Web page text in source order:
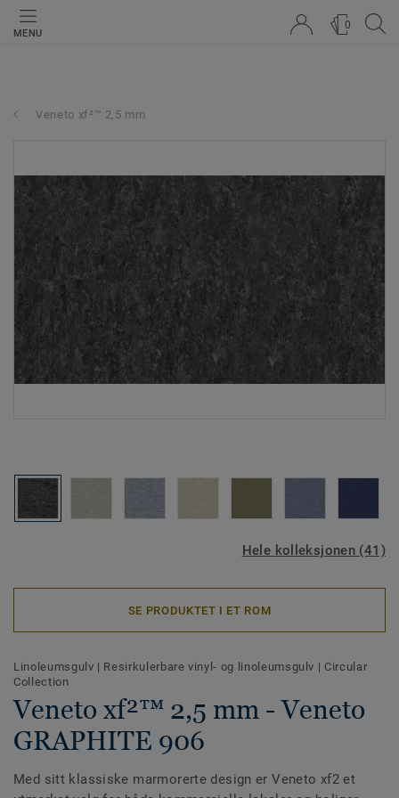
MENU
0
Veneto xf²™ 2,5 mm
Hele kolleksjonen (41)
SE PRODUKTET I ET ROM
Linoleumsgulv | Resirkulerbare vinyl- og linoleumsgulv | Circular
Collection
Veneto xf²™ 2,5 mm - Veneto
GRAPHITE 906
Med sitt klassiske marmorerte design er Veneto xf2 et